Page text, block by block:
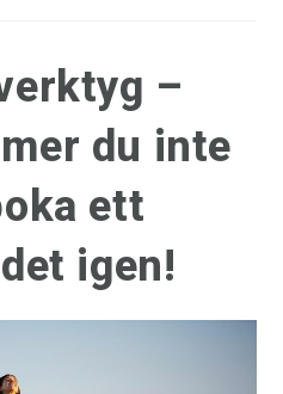
–
du inte
ett
igen!